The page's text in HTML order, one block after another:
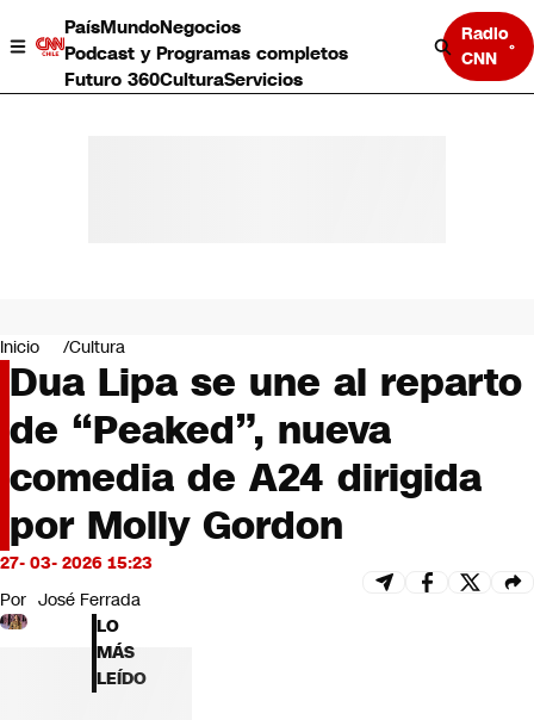
PaísMundoNegocios
Podcast y Programas completos
Futuro 360CulturaServicios
Radio
CNN
Negocios
Deportes
Programas completos
Cultura
Servicios
Bits
CNN tiempo
Futuro 360
Inicio Cultura
Dua Lipa se une al reparto
de “Peaked”, nueva
comedia de A24 dirigida
por Molly Gordon
27- 03- 2026 15:23
Por José Ferrada
LO
MÁS
LEÍDO